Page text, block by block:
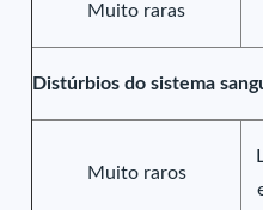
Muito raras
Distúrbios do sistema
Muito raros